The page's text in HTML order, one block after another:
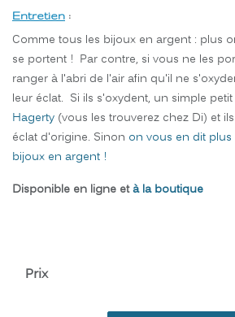
Entretien :
Comme tous les bijoux en argent : plus
se portent ! Par contre, si vous ne les
ranger à l'abri de l'air afin qu'il ne
leur éclat. Si ils s'oxydent, un simple
Hagerty (vous les trouverez chez Di) et
éclat d'origine. Sinon on vous en dit
bijoux en argent !
Disponible en ligne età la boutique
Prix